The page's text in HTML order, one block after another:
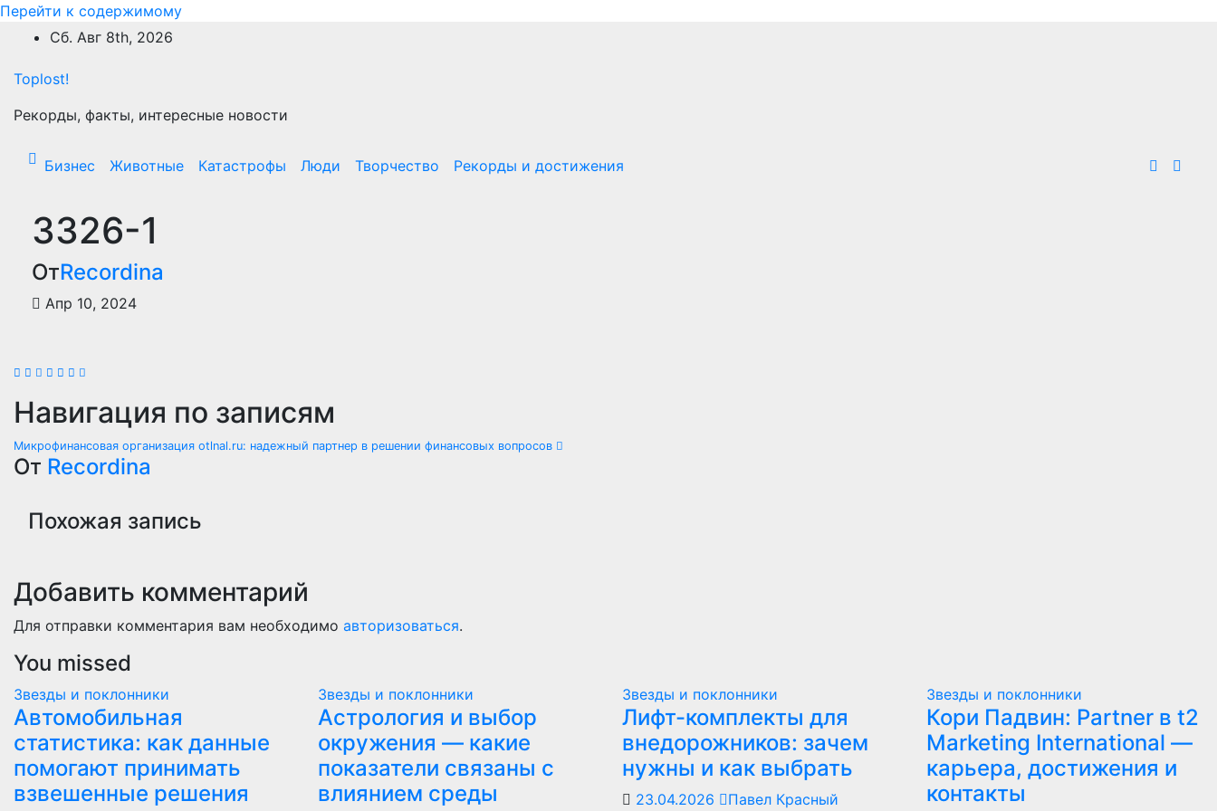
Перейти к содержимому
Сб. Авг 8th, 2026
Toplost!
Рекорды, факты, интересные новости
Бизнес Животные Катастрофы Люди Творчество Рекорды и достижения
3326-1
ОтRecordina
Апр 10, 2024
Навигация по записям
Микрофинансовая организация otlnal.ru: надежный партнер в решении финансовых вопросов
От Recordina
Похожая запись
Добавить комментарий
Для отправки комментария вам необходимо авторизоваться.
You missed
Звезды и поклонники
Автомобильная
статистика: как данные
помогают принимать
взвешенные решения
Звезды и поклонники
Астрология и выбор
окружения — какие
показатели связаны с
влиянием среды
Звезды и поклонники
Лифт-комплекты для
внедорожников: зачем
нужны и как выбрать
23.04.2026 Павел Красный
Звезды и поклонники
Кори Падвин: Partner в t2
Marketing International —
карьера, достижения и
контакты